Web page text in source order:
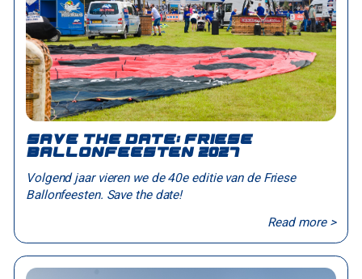
Save the date: Friese
Ballonfeesten 2027
Volgend jaar vieren we de 40e editie van de Friese
Ballonfeesten. Save the date!
Read more >